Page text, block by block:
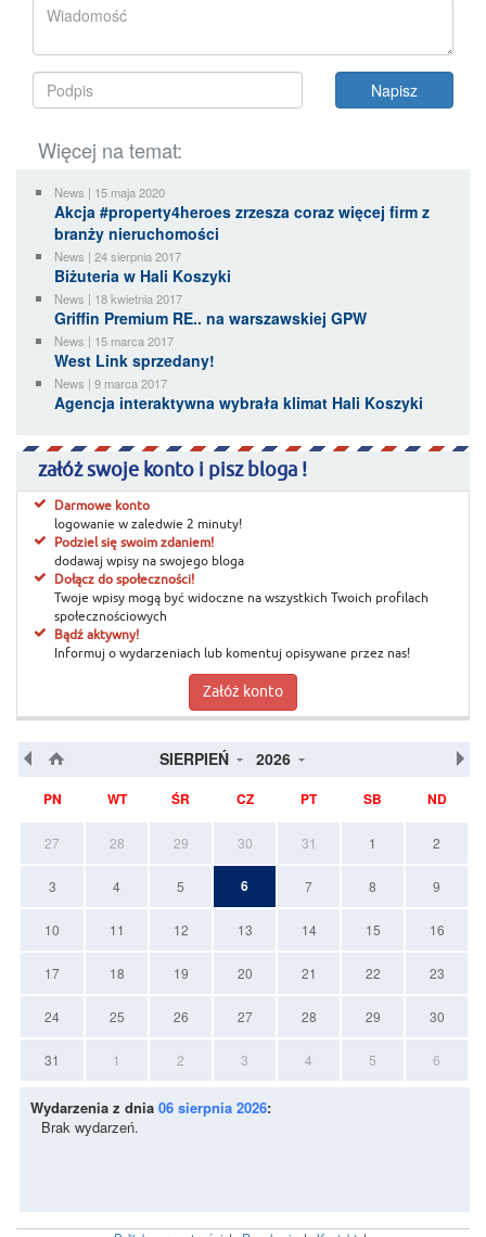
Więcej na temat:
News | 15 maja 2020
Akcja #property4heroes zrzesza coraz więcej firm z
branży nieruchomości
News | 24 sierpnia 2017
Biżuteria w Hali Koszyki
News | 18 kwietnia 2017
Griffin Premium RE.. na warszawskiej GPW
News | 15 marca 2017
West Link sprzedany!
News | 9 marca 2017
Agencja interaktywna wybrała klimat Hali Koszyki
załóż swoje konto i pisz bloga !
Darmowe konto
logowanie w zaledwie 2 minuty!
Podziel się swoim zdaniem!
dodawaj wpisy na swojego bloga
Dołącz do społeczności!
Twoje wpisy mogą być widoczne na wszystkich Twoich profilach
społecznościowych
Bądź aktywny!
Informuj o wydarzeniach lub komentuj opisywane przez nas!
Załóż konto
SIERPIEŃ 2026
PN WT ŚR CZ PT SB ND
27 28 29 30 31 1 2
3 4 5 6 7 8 9
10 11 12 13 14 15 16
17 18 19 20 21 22 23
24 25 26 27 28 29 30
31 1 2 3 4 5 6
Wydarzenia z dnia 06 sierpnia 2026:
Brak wydarzeń.